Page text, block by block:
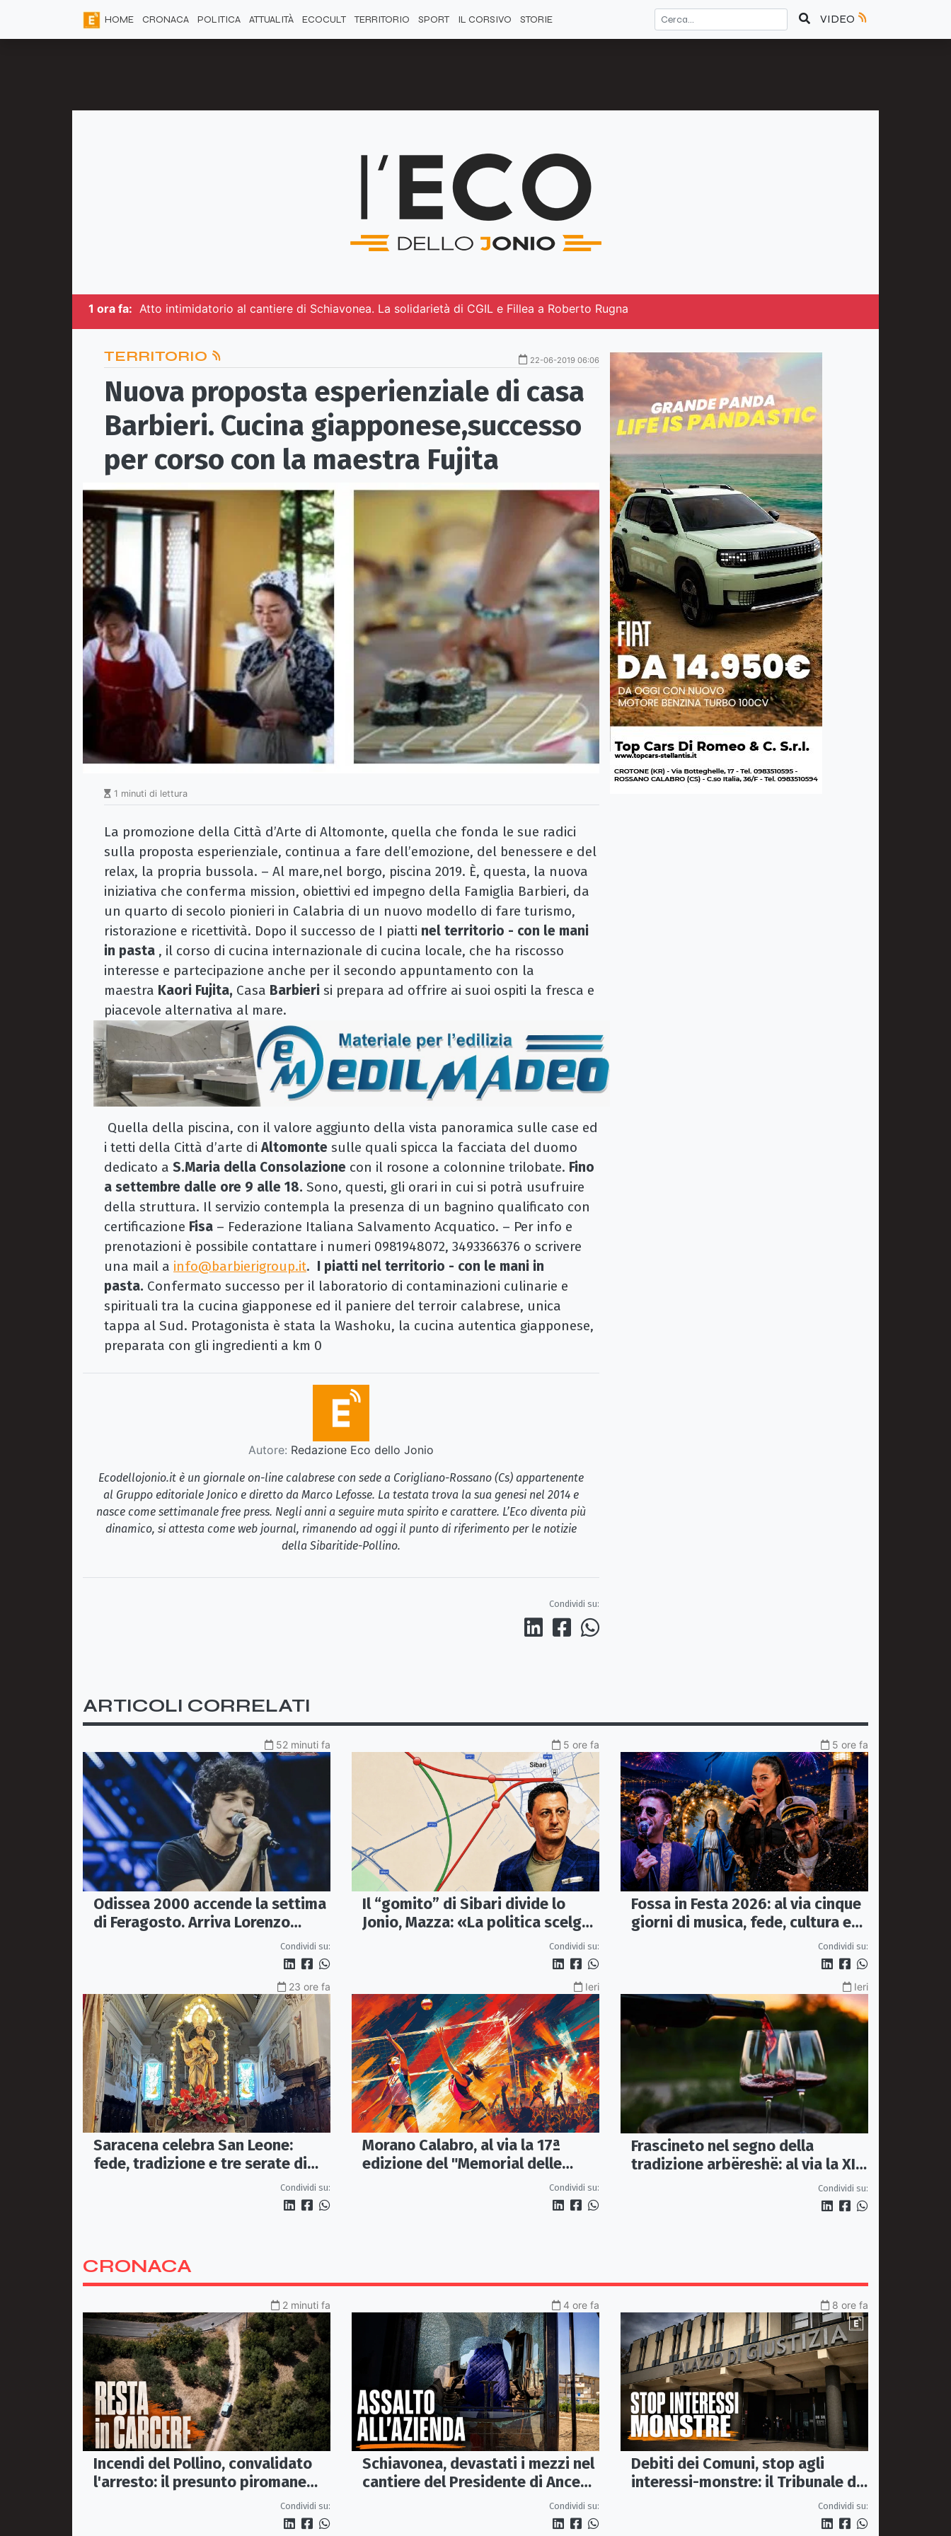
HOME CRONACA POLITICA ATTUALITÀ ECOCULT TERRITORIO SPORT IL CORSIVO STORIE VIDEO
1 ora fa: Atto intimidatorio al cantiere di Schiavonea. La solidarietà di CGIL e Fillea a Roberto Rugna
TERRITORIO 22-06-2019 06:06
Nuova proposta esperienziale di casa
Barbieri. Cucina giapponese,successo
per corso con la maestra Fujita
1 minuti di lettura
La promozione della Città d’Arte di Altomonte, quella che fonda le sue radici
sulla proposta esperienziale, continua a fare dell’emozione, del benessere e del
relax, la propria bussola. – Al mare,nel borgo, piscina 2019. È, questa, la nuova
iniziativa che conferma mission, obiettivi ed impegno della Famiglia Barbieri, da
un quarto di secolo pionieri in Calabria di un nuovo modello di fare turismo,
ristorazione e ricettività. Dopo il successo de I piatti nel territorio - con le mani
in pasta , il corso di cucina internazionale di cucina locale, che ha riscosso
interesse e partecipazione anche per il secondo appuntamento con la
maestra Kaori Fujita, Casa Barbieri si prepara ad offrire ai suoi ospiti la fresca e
piacevole alternativa al mare.
Quella della piscina, con il valore aggiunto della vista panoramica sulle case ed
i tetti della Città d’arte di Altomonte sulle quali spicca la facciata del duomo
dedicato a S.Maria della Consolazione con il rosone a colonnine trilobate. Fino
a settembre dalle ore 9 alle 18. Sono, questi, gli orari in cui si potrà usufruire
della struttura. Il servizio contempla la presenza di un bagnino qualificato con
certificazione Fisa – Federazione Italiana Salvamento Acquatico. – Per info e
prenotazioni è possibile contattare i numeri 0981948072, 3493366376 o scrivere
una mail a info@barbierigroup.it. I piatti nel territorio - con le mani in
pasta. Confermato successo per il laboratorio di contaminazioni culinarie e
spirituali tra la cucina giapponese ed il paniere del terroir calabrese, unica
tappa al Sud. Protagonista è stata la Washoku, la cucina autentica giapponese,
preparata con gli ingredienti a km 0
Autore: Redazione Eco dello Jonio
Ecodellojonio.it è un giornale on-line calabrese con sede a Corigliano-Rossano (Cs) appartenente
al Gruppo editoriale Jonico e diretto da Marco Lefosse. La testata trova la sua genesi nel 2014 e
nasce come settimanale free press. Negli anni a seguire muta spirito e carattere. L’Eco diventa più
dinamico, si attesta come web journal, rimanendo ad oggi il punto di riferimento per le notizie
della Sibaritide-Pollino.
Condividi su:
ARTICOLI CORRELATI
52 minuti fa
Odissea 2000 accende la settima
di Feragosto. Arriva Lorenzo
Condividi su:
5 ore fa
Il “gomito” di Sibari divide lo
Jonio, Mazza: «La politica scelga
Condividi su:
5 ore fa
Fossa in Festa 2026: al via cinque
giorni di musica, fede, cultura e
Condividi su:
23 ore fa
Saracena celebra San Leone:
fede, tradizione e tre serate di
spettacolo per la festa delCondividi su:
Ieri
Morano Calabro, al via la 17ª
edizione del "Memorial delle
Condividi su:
Ieri
Frascineto nel segno della
tradizione arbëreshë: al via la XII
edizione della Festa del VinoCondividi su:
CRONACA
2 minuti fa
Incendi del Pollino, convalidato
l'arresto: il presunto piromane
Condividi su:
4 ore fa
Schiavonea, devastati i mezzi nel
cantiere del Presidente di Ance
Condividi su:
8 ore fa
Debiti dei Comuni, stop agli
interessi-monstre: il Tribunale di
Castrovillari taglia il contoCondividi su: